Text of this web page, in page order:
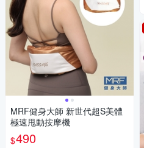
MRF健身大師 新世代超S美體
極速甩動按摩機
$490